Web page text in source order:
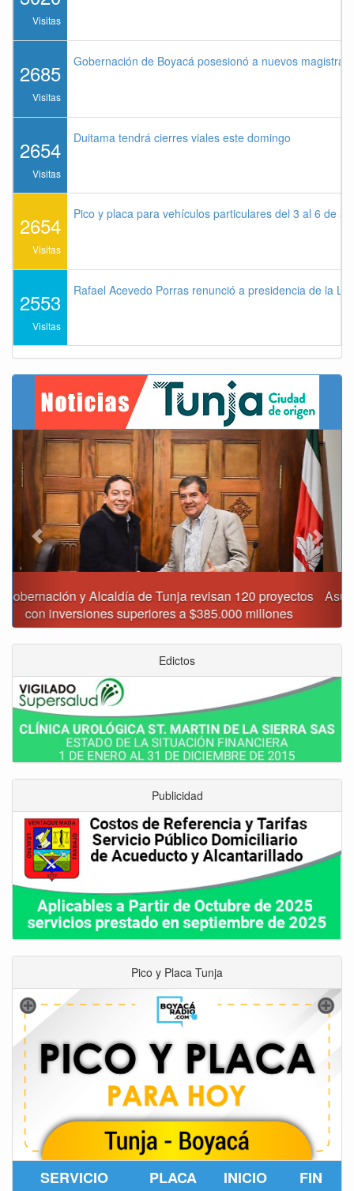
Visitas
2685
Visitas
Gobernación de Boyacá posesionó a nuevos
2654
Visitas
Duitama tendrá cierres viales este domingo
2654
Visitas
Pico y placa para vehículos particulares del 3 al 6 de
2553
Visitas
Rafael Acevedo Porras renunció a presidencia de la
Asumió funciones nuevo secretario de Medio Ambiente de
Tunja
Previous Next
Edictos
Publicidad
Pico y Placa Tunja
SERVICIO PLACA INICIO FIN